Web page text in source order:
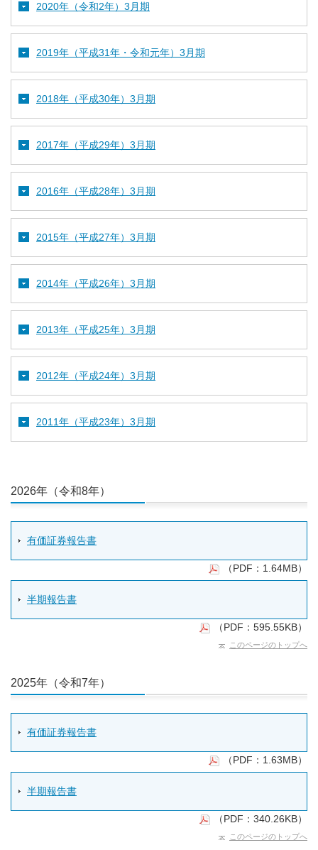
2020年（令和2年）3月期
2019年（平成31年・令和元年）3月期
2018年（平成30年）3月期
2017年（平成29年）3月期
2016年（平成28年）3月期
2015年（平成27年）3月期
2014年（平成26年）3月期
2013年（平成25年）3月期
2012年（平成24年）3月期
2011年（平成23年）3月期
2026年（令和8年）
有価証券報告書
（PDF：1.64MB）
半期報告書
（PDF：595.55KB）
このページのトップへ
2025年（令和7年）
有価証券報告書
（PDF：1.63MB）
半期報告書
（PDF：340.26KB）
このページのトップへ